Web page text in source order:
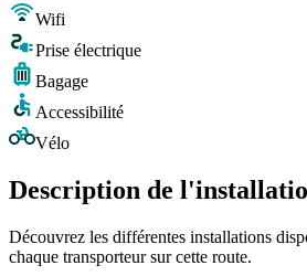
Wifi
Prise électrique
Bagage
Accessibilité
Vélo
Description de
Découvrez les différentes installations
chaque transporteur sur cette route.